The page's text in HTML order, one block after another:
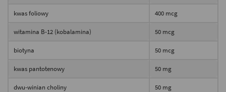
kwas foliowy 400 mcg
witamina B-12 (kobalamina) 50 mcg
biotyna 50 mcg
kwas pantotenowy 50 mg
dwu-winian choliny 50 mg